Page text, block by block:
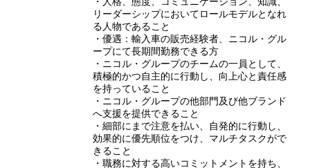
リーダーシップにおいてロールモデルとなれ
る人物であること
・優遇：輸入車の販売経験者、ニコル・グル
ープにて長期間勤務できる方
・ニコル・グループのチームの一員として、
積極的かつ自主的に行動し、向上心と責任感
を持っていること
・ニコル・グループの他部門及び他ブランド
へ支援を提供できること
・細部にまで注意を払い、自発的に行動し、
効果的に優先順位をつけ、マルチタスクがで
きること
・職務に対する高いコミットメントを持ち、